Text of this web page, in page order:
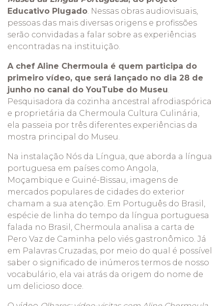
Educativo Plugado. Nessas obras audiovisuais,
pessoas das mais diversas origens e profissões
serão convidadas a falar sobre as experiências
encontradas na instituição.
A chef Aline Chermoula é quem participa do
primeiro vídeo, que será lançado no dia 28 de
junho no canal do YouTube do Museu.
Pesquisadora da cozinha ancestral afrodiaspórica
e proprietária da Chermoula Cultura Culinária,
ela passeia por três diferentes experiências da
mostra principal do Museu.
Na instalação Nós da Língua, que aborda a língua
portuguesa em países como Angola,
Moçambique e Guiné-Bissau, imagens de
mercados populares de cidades do exterior
chamam a sua atenção. Em Português do Brasil,
espécie de linha do tempo da língua portuguesa
falada no Brasil, Chermoula analisa a carta de
Pero Vaz de Caminha pelo viés gastronômico. Já
em Palavras Cruzadas, por meio do qual é possível
saber o significado de inúmeros termos de nosso
vocabulário, ela vai atrás da origem do nome de
um delicioso doce.